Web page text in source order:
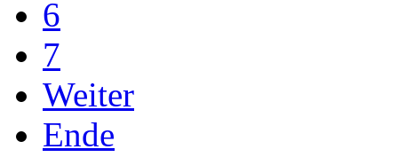
6
7
Weiter
Ende